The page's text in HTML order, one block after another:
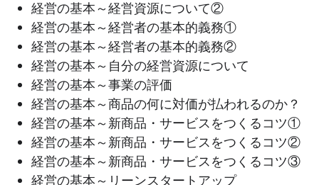
経営の基本～経営資源について②
経営の基本～経営者の基本的義務①
経営の基本～経営者の基本的義務②
経営の基本～自分の経営資源について
経営の基本～事業の評価
経営の基本～商品の何に対価が払われるのか？
経営の基本～新商品・サービスをつくるコツ①
経営の基本～新商品・サービスをつくるコツ②
経営の基本～新商品・サービスをつくるコツ③
経営の基本～リーンスタートアップ